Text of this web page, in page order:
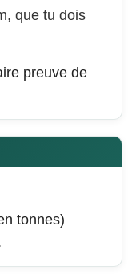
que tu dois
preuve de
tonnes)